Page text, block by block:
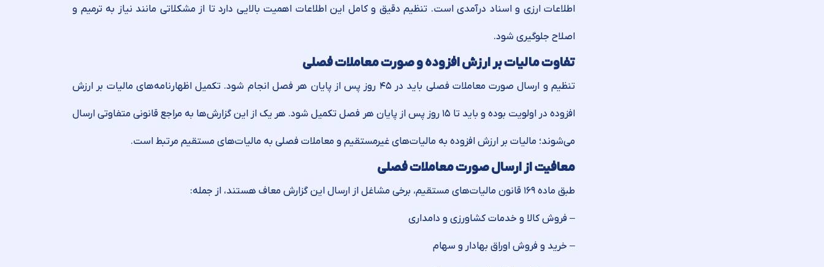
اطلاعات ارزی و اسناد درآمدی است. تنظیم دقیق و کامل این اطلاعات اهمیت بالایی دارد تا از مشکلاتی مانند نیاز به ترمیم و
اصلاح جلوگیری شود.
تفاوت مالیات بر ارزش افزوده و صورت معاملات فصلی
تنظیم و ارسال صورت معاملات فصلی باید در ۴۵ روز پس از پایان هر فصل انجام شود. تکمیل اظهارنامه‌های مالیات بر ارزش
افزوده در اولویت بوده و باید تا ۱۵ روز پس از پایان هر فصل تکمیل شود. هر یک از این گزارش‌ها به مراجع قانونی متفاوتی ارسال
می‌شوند؛ مالیات بر ارزش افزوده به مالیات‌های غیرمستقیم و معاملات فصلی به مالیات‌های مستقیم مرتبط است.
معافیت از ارسال صورت معاملات فصلی
طبق ماده ۱۶۹ قانون مالیات‌های مستقیم، برخی مشاغل از ارسال این گزارش معاف هستند، از جمله:
– فروش کالا و خدمات کشاورزی و دامداری
– خرید و فروش اوراق بهادار و سهام